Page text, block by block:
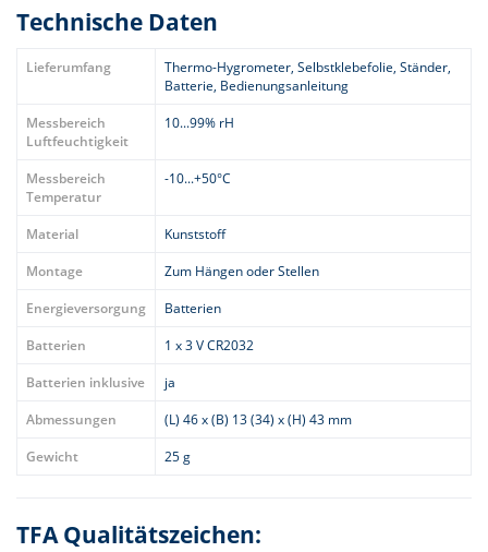
YouTube immer entsperren
Technische Daten
Lieferumfang
Thermo-Hygrometer, Selbstklebefolie, Ständer,
Batterie, Bedienungsanleitung
Messbereich
Luftfeuchtigkeit
10...99% rH
Messbereich
Temperatur
-10...+50°C
Material
Kunststoff
Montage
Zum Hängen oder Stellen
Energieversorgung
Batterien
Batterien
1 x 3 V CR2032
Batterien inklusive
ja
Abmessungen
(L) 46 x (B) 13 (34) x (H) 43 mm
Gewicht
25 g
TFA Qualitätszeichen: